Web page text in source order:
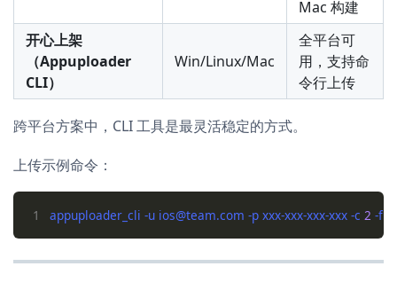
Mac 构建
开心上架
（Appuploader
CLI）
Win/Linux/Mac
全平台可
用，支持命
令行上传
跨平台方案中，CLI 工具是最灵活稳定的方式。
上传示例命令：
1 appuploader_cli -u ios@team.com -p xxx-xxx-xxx-xxx -c 2